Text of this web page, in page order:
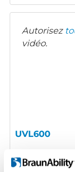
Autorisez
vidéo.
UVL600
collez-le dans le